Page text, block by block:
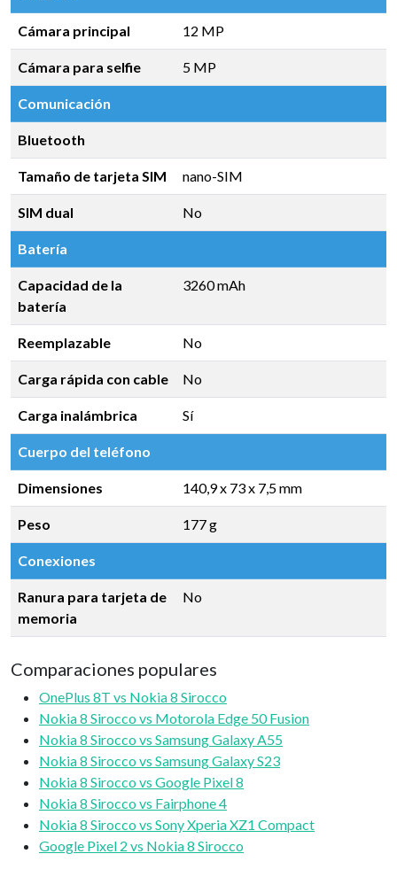
Cámara principal 12 MP
Cámara para selfie 5 MP
Comunicación
Bluetooth
Tamaño de tarjeta SIM nano-SIM
SIM dual No
Batería
Capacidad de la
batería
3260 mAh
Reemplazable No
Carga rápida con cable No
Carga inalámbrica Sí
Cuerpo del teléfono
Dimensiones 140,9 x 73 x 7,5 mm
Peso 177 g
Conexiones
Ranura para tarjeta de
memoria
No
Comparaciones populares
OnePlus 8T vs Nokia 8 Sirocco
Nokia 8 Sirocco vs Motorola Edge 50 Fusion
Nokia 8 Sirocco vs Samsung Galaxy A55
Nokia 8 Sirocco vs Samsung Galaxy S23
Nokia 8 Sirocco vs Google Pixel 8
Nokia 8 Sirocco vs Fairphone 4
Nokia 8 Sirocco vs Sony Xperia XZ1 Compact
Google Pixel 2 vs Nokia 8 Sirocco